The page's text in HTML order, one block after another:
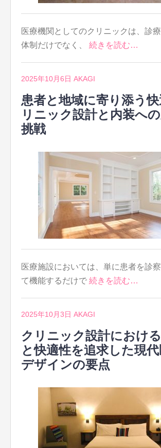
医療機関としてのクリニックは、診
体制だけでなく、 続きを読む…
2025年10月6日 AKAGI
患者と地域に寄り添う快
リニック設計と内装へ
挑戦
医療施設においては、単に患者を診
て機能するだけで 続きを読む…
2025年10月3日 AKAGI
クリニック設計におけ
と快適性を追求した現
デザインの要点